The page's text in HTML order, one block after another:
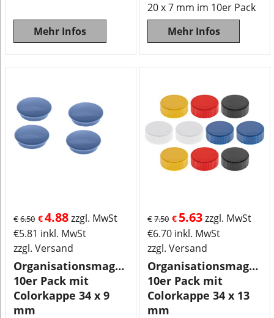
Mehr Infos
20 x 7 mm im 10er Pack
Mehr Infos
€6.50 €4.88zzgl. MwSt
€5.81 inkl. MwSt
zzgl. Versand
Organisationsmagnete
10er Pack mit
Colorkappe 34 x 9
mm
€7.50 € 5.63zzgl. MwSt
€6.70 inkl. MwSt
zzgl. Versand
Organisationsmagnete
10er Pack mit
Colorkappe 34 x 13
mm